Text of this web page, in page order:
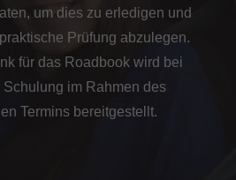
um dies zu erledigen und
Prüfung abzulegen.
für das Roadbook wird bei
im Rahmen des
Termins bereitgestellt.